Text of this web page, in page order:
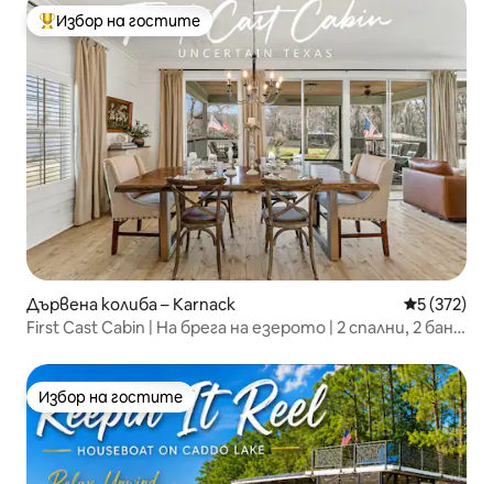
Най-популярен избор на гостите
Избор на гостите
Дървена колиба – Karnack Средна
5 (372)
First Cast Cabin | На брега на езерото | 2 спални, 2 бани
Избор на гостите
Избор на гостите